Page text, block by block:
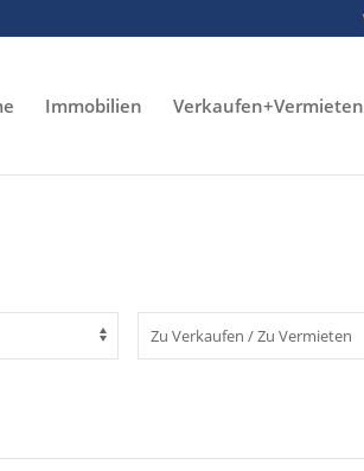
Immobilien Verkaufen+Vermieten